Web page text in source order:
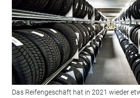
Das Reifengeschäft hat in 2021 wieder